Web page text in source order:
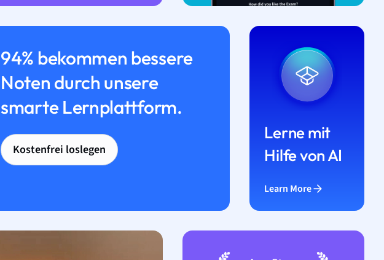
94% bekommen bessere
Noten durch unsere
smarte Lernplattform.
Kostenfrei loslegen
Lerne mit
Hilfe von AI
Learn More